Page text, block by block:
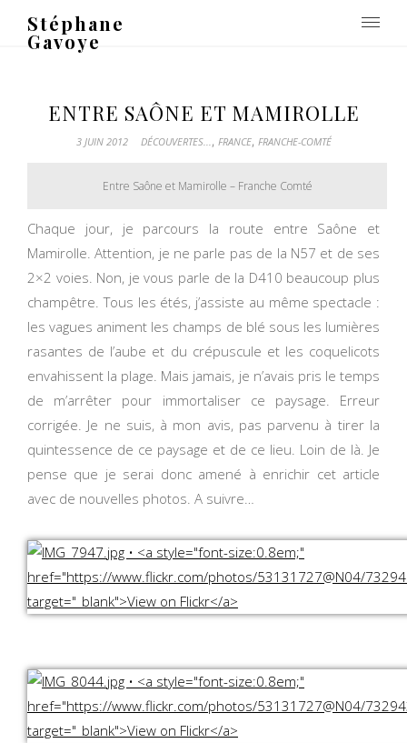
Stéphane
Gavoye
ENTRE SAÔNE ET MAMIROLLE
3 JUIN 2012 DÉCOUVERTES..., FRANCE, FRANCHE-COMTÉ
Entre Saône et Mamirolle – Franche Comté
Chaque jour, je parcours la route entre Saône et
Mamirolle. Attention, je ne parle pas de la N57 et de ses
2×2 voies. Non, je vous parle de la D410 beaucoup plus
champêtre. Tous les étés, j’assiste au même spectacle :
les vagues animent les champs de blé sous les lumières
rasantes de l’aube et du crépuscule et les coquelicots
envahissent la plage. Mais jamais, je n’avais pris le temps
de m’arrêter pour immortaliser ce paysage. Erreur
corrigée. Je ne suis, à mon avis, pas parvenu à tirer la
quintessence de ce paysage et de ce lieu. Loin de là. Je
pense que je serai donc amené à enrichir cet article
avec de nouvelles photos. A suivre…